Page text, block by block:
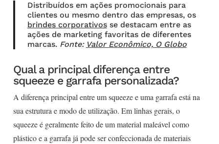
Distribuídos em ações promocionais para
clientes ou mesmo dentro das empresas, os
brindes corporativosse destacam entre as
ações de marketing favoritas de diferentes
marcas. Fonte: Valor Econômico, O Globo
Qual a principal diferença entre
squeeze e garrafa personalizada?
A diferença principal entre um squeeze e uma garrafa está na
sua estrutura e modo de utilização. Em linhas gerais, o
squeeze é geralmente feito de um material maleável como
plástico e a garrafa já pode ser confeccionada de materiais